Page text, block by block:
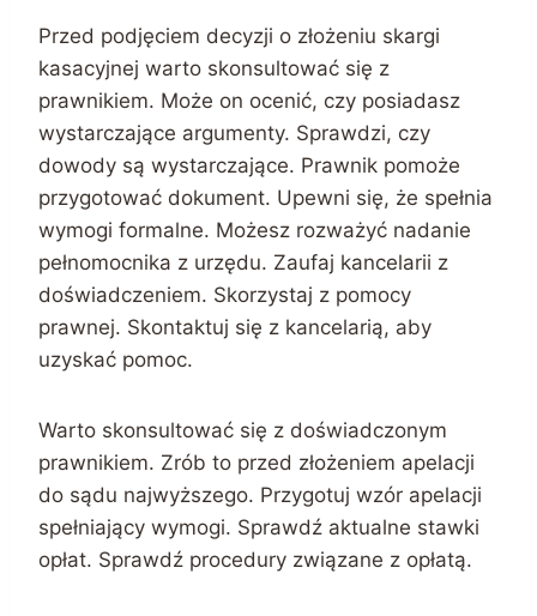
Przed podjęciem decyzji o złożeniu skargi
kasacyjnej warto skonsultować się z
prawnikiem. Może on ocenić, czy posiadasz
wystarczające argumenty. Sprawdzi, czy
dowody są wystarczające. Prawnik pomoże
przygotować dokument. Upewni się, że spełnia
wymogi formalne. Możesz rozważyć nadanie
pełnomocnika z urzędu. Zaufaj kancelarii z
doświadczeniem. Skorzystaj z pomocy
prawnej. Skontaktuj się z kancelarią, aby
uzyskać pomoc.
Warto skonsultować się z doświadczonym
prawnikiem. Zrób to przed złożeniem apelacji
do sądu najwyższego. Przygotuj wzór apelacji
spełniający wymogi. Sprawdź aktualne stawki
opłat. Sprawdź procedury związane z opłatą.